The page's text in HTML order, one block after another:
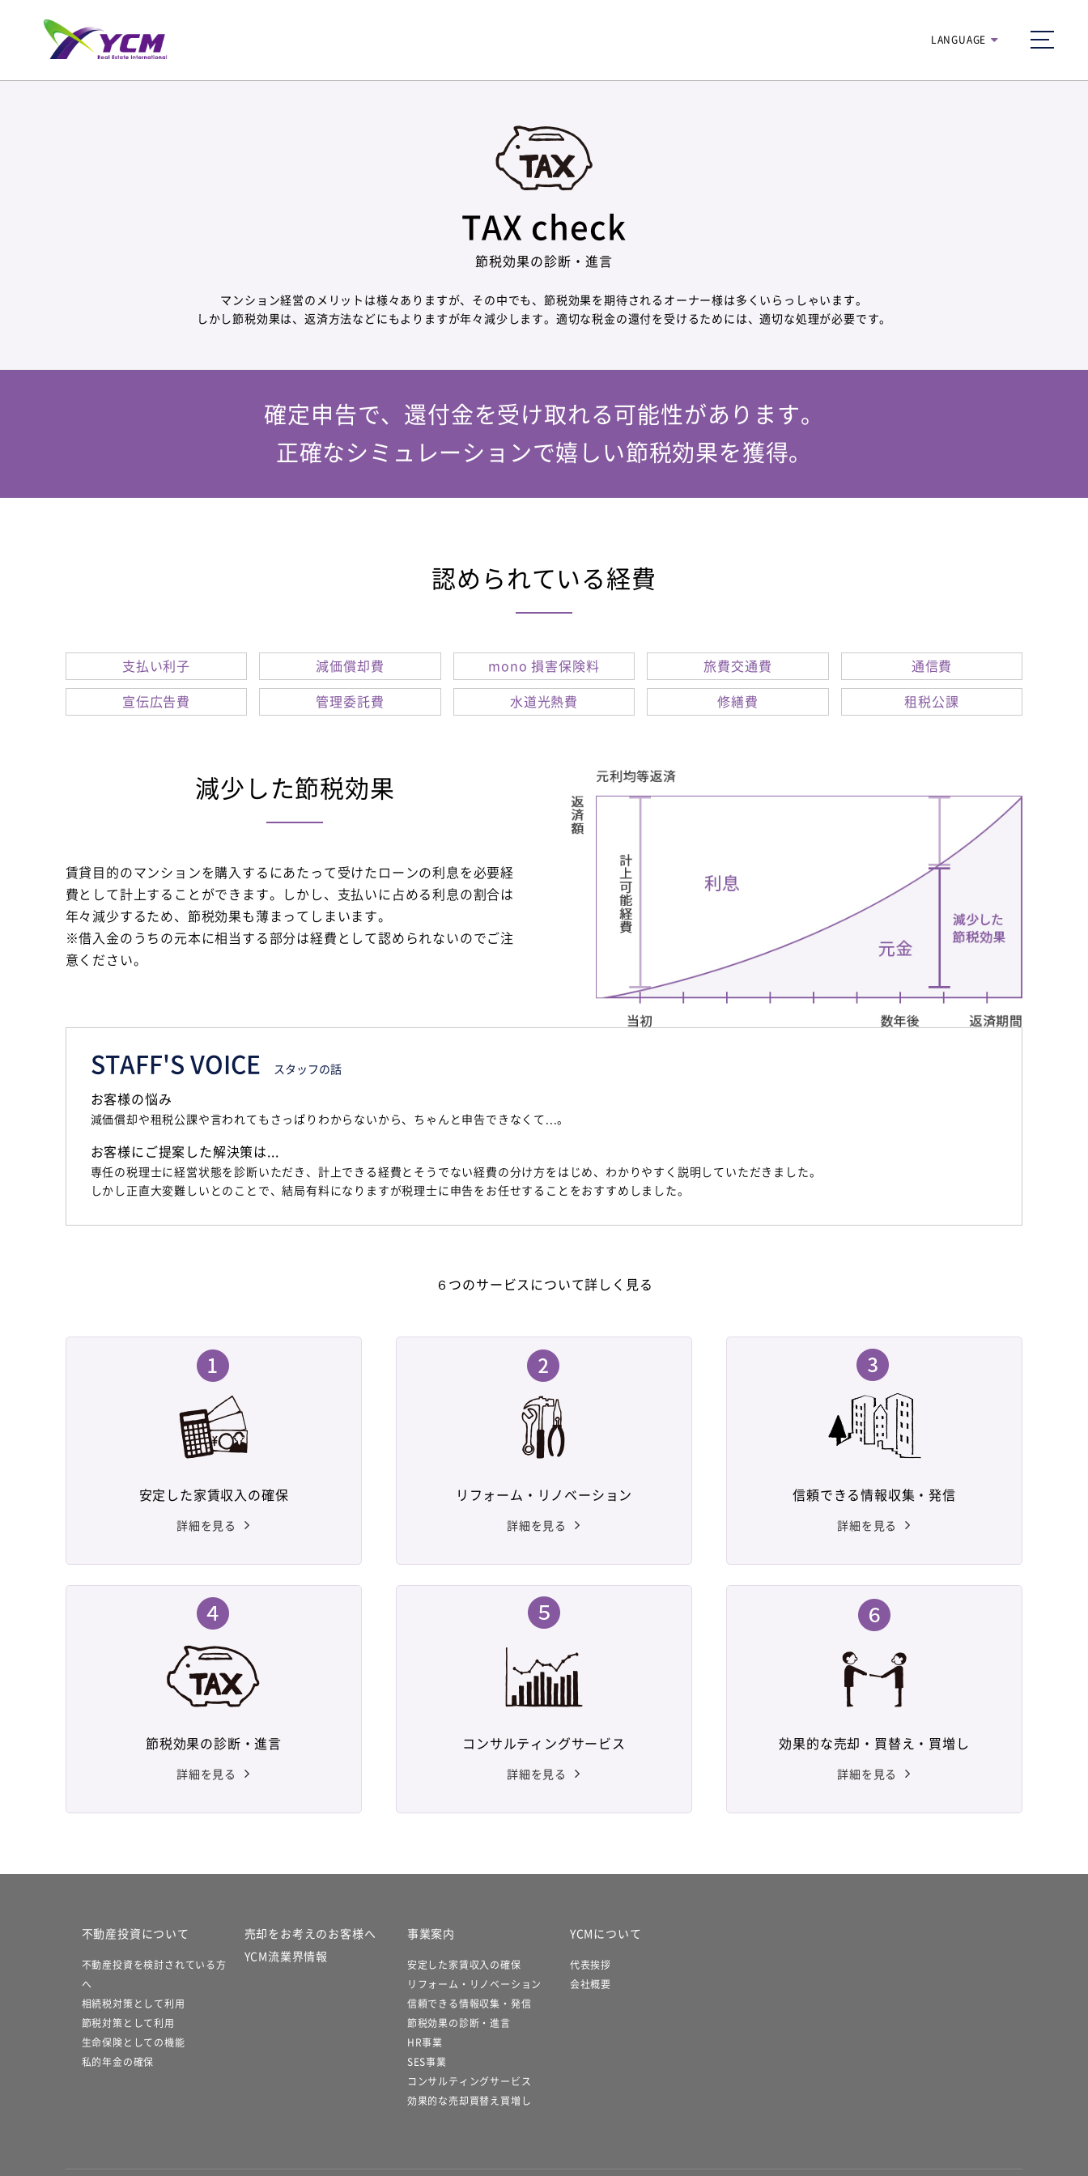
LANGUAGE
H
munu
TAX check
節税効果の診断・進言
マンション経営のメリットは様々ありますが、その中でも、節税効果を期待されるオーナー様は多くいらっしゃいます。
しかし節税効果は、返済方法などにもよりますが年々減少します。適切な税金の還付を受けるためには、適切な処理が必要です。
確定申告で、還付金を受け取れる可能性があります。
正確なシミュレーションで嬉しい節税効果を獲得。
認められている経費
支払い利子 減価償却費 mono 損害保険料 旅費交通費 通信費
宣伝広告費 管理委託費 水道光熱費 修繕費 租税公課
減少した節税効果
賃貸目的のマンションを購入するにあたって受けたローンの利息を必要経
費として計上することができます。しかし、支払いに占める利息の割合は
年々減少するため、節税効果も薄まってしまいます。
※借入金のうちの元本に相当する部分は経費として認められないのでご注
意ください。
STAFF'S VOICE スタッフの話
お客様の悩み
減価償却や租税公課や言われてもさっぱりわからないから、ちゃんと申告できなくて...。
お客様にご提案した解決策は...
専任の税理士に経営状態を診断いただき、計上できる経費とそうでない経費の分け方をはじめ、わかりやすく説明していただきました。
しかし正直大変難しいとのことで、結局有料になりますが税理士に申告をお任せすることをおすすめしました。
６つのサービスについて詳しく見る
安定した家賃収入の確保
詳細を見る
リフォーム・リノベーション
詳細を見る
信頼できる情報収集・発信
詳細を見る
節税効果の診断・進言
詳細を見る
コンサルティングサービス
詳細を見る
効果的な売却・買替え・買増し
詳細を見る
不動産投資について
不動産投資を検討されている方
へ
相続税対策として利用
節税対策として利用
生命保険としての機能
私的年金の確保
売却をお考えのお客様へ
YCM流業界情報
事業案内
安定した家賃収入の確保
リフォーム・リノベーション
信頼できる情報収集・発信
節税効果の診断・進言
HR事業
SES事業
コンサルティングサービス
効果的な売却買替え買増し
YCMについて
代表挨拶
会社概要